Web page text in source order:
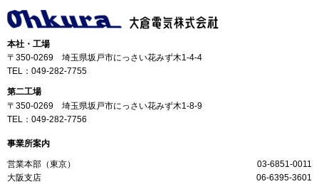
本社・工場
〒350-0269 埼玉県坂戸市にっさい花みず木1-4-4
TEL： 049-282-7755
第二工場
〒350-0269 埼玉県坂戸市にっさい花みず木1-8-9
TEL： 049-282-7756
事業所案内
営業本部（東京）
03-6851-0011
大阪支店
06-6395-3601